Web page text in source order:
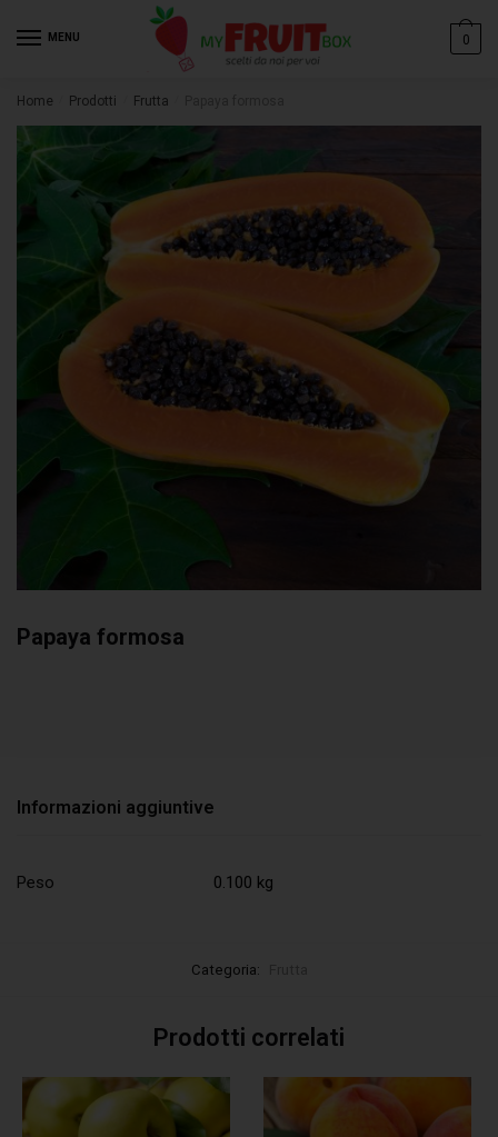
MENU 0
Home Prodotti Frutta
Papaya formosa
Messaggio
Invia
Informazioni aggiuntive
Peso 0.100 kg
Categoria:
Prodotti correlati